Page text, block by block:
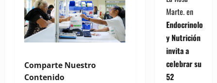
Comparte Nuestro
Contenido
Marte.en
Endocrinología
y Nutrición
invita a
celebrar su
52